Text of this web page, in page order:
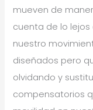
mueven de
cuenta de lo
nuestro
diseñados pero
olvidando y
compensatorios